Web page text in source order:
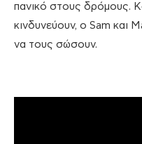
πανικό στους δρόμους.
κινδυνεύουν, ο Sam και
να τους σώσουν.